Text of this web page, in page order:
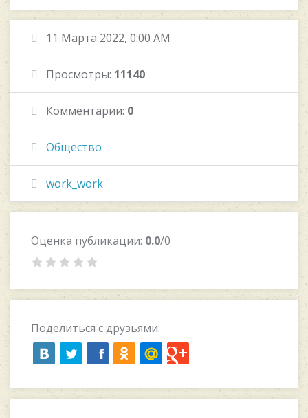
11 Марта 2022, 0:00 AM
Просмотры: 11140
Комментарии: 0
Общество
work_work
Оценка публикации: 0.0/0
Поделиться с друзьями: